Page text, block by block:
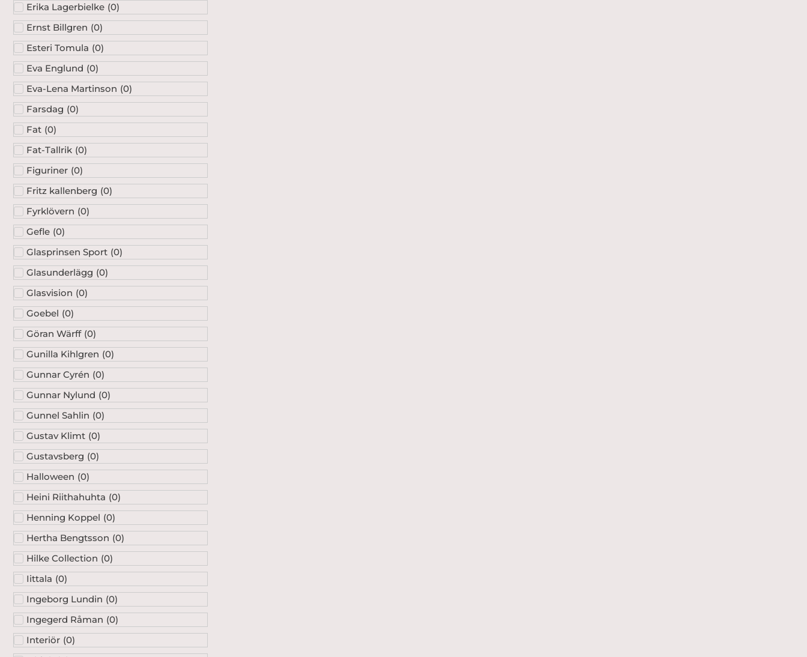
Erika Lagerbielke (0)
Ernst Billgren (0)
Esteri Tomula (0)
Eva Englund (0)
Eva-Lena Martinson (0)
Farsdag (0)
Fat (0)
Fat-Tallrik (0)
Figuriner (0)
Fritz kallenberg (0)
Fyrklövern (0)
Gefle (0)
Glasprinsen Sport (0)
Glasunderlägg (0)
Glasvision (0)
Goebel (0)
Göran Wärff (0)
Gunilla Kihlgren (0)
Gunnar Cyrén (0)
Gunnar Nylund (0)
Gunnel Sahlin (0)
Gustav Klimt (0)
Gustavsberg (0)
Halloween (0)
Heini Riithahuhta (0)
Henning Koppel (0)
Hertha Bengtsson (0)
Hilke Collection (0)
Iittala (0)
Ingeborg Lundin (0)
Ingegerd Råman (0)
Interiör (0)